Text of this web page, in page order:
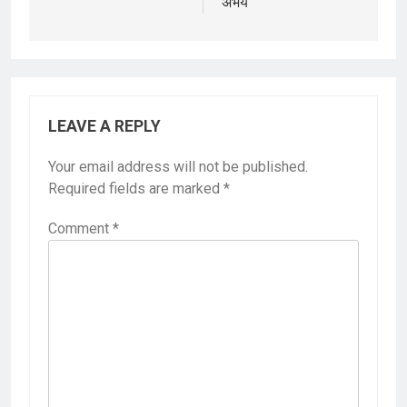
LEAVE A REPLY
Your email address will not be published.
Required fields are marked *
Comment *